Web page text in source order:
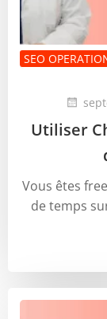
SEO
Utiliser
Vous êtes
de temps